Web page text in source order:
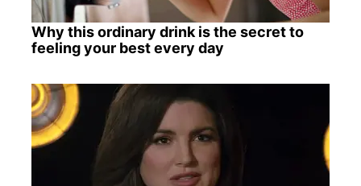
Why this ordinary drink is the secret to
feeling your best every day